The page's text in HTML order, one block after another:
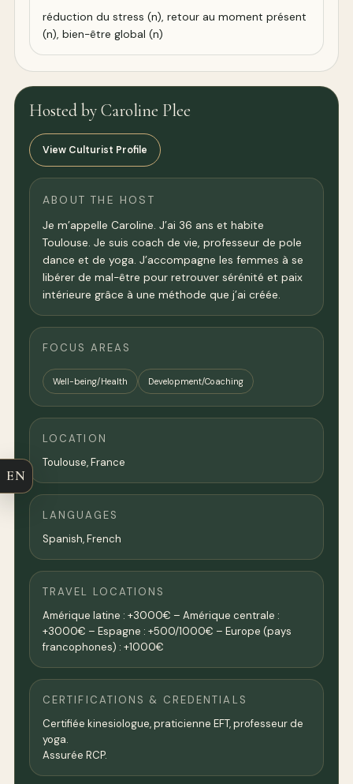
réduction du stress (n), retour au moment présent
(n), bien-être global (n)
Hosted by Caroline Plee
View Culturist Profile
ABOUT THE HOST
Je m’appelle Caroline. J’ai 36 ans et habite
Toulouse. Je suis coach de vie, professeur de pole
dance et de yoga. J’accompagne les femmes à se
libérer de mal-être pour retrouver sérénité et paix
intérieure grâce à une méthode que j’ai créée.
FOCUS AREAS
Well-being/Health Development/Coaching
LOCATION
Toulouse,France
LANGUAGES
Spanish, French
TRAVEL LOCATIONS
Amérique latine : +3000€ – Amérique centrale :
+3000€ – Espagne : +500/1000€ – Europe (pays
francophones) : +1000€
CERTIFICATIONS & CREDENTIALS
Certifiée kinesiologue, praticienne EFT, professeur de
yoga.
Assurée RCP.
EN